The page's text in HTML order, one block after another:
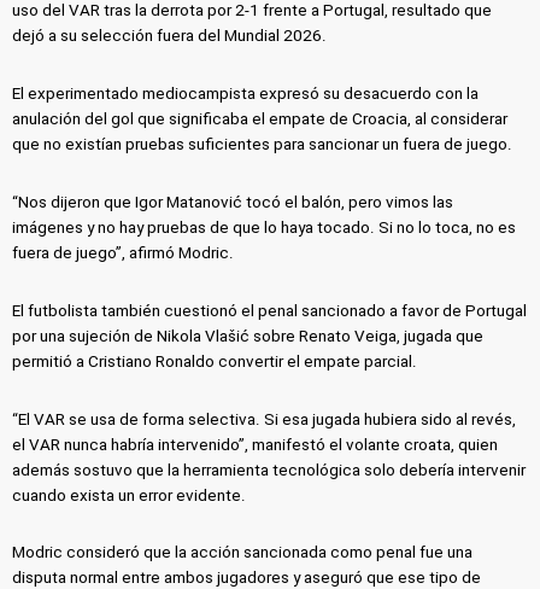
uso del VAR tras la derrota por 2-1 frente a Portugal, resultado que
dejó a su selección fuera del Mundial 2026.
El experimentado mediocampista expresó su desacuerdo con la
anulación del gol que significaba el empate de Croacia, al considerar
que no existían pruebas suficientes para sancionar un fuera de juego.
“Nos dijeron que Igor Matanović tocó el balón, pero vimos las
imágenes y no hay pruebas de que lo haya tocado. Si no lo toca, no es
fuera de juego”, afirmó Modric.
El futbolista también cuestionó el penal sancionado a favor de Portugal
por una sujeción de Nikola Vlašić sobre Renato Veiga, jugada que
permitió a Cristiano Ronaldo convertir el empate parcial.
“El VAR se usa de forma selectiva. Si esa jugada hubiera sido al revés,
el VAR nunca habría intervenido”, manifestó el volante croata, quien
además sostuvo que la herramienta tecnológica solo debería intervenir
cuando exista un error evidente.
Modric consideró que la acción sancionada como penal fue una
disputa normal entre ambos jugadores y aseguró que ese tipo de